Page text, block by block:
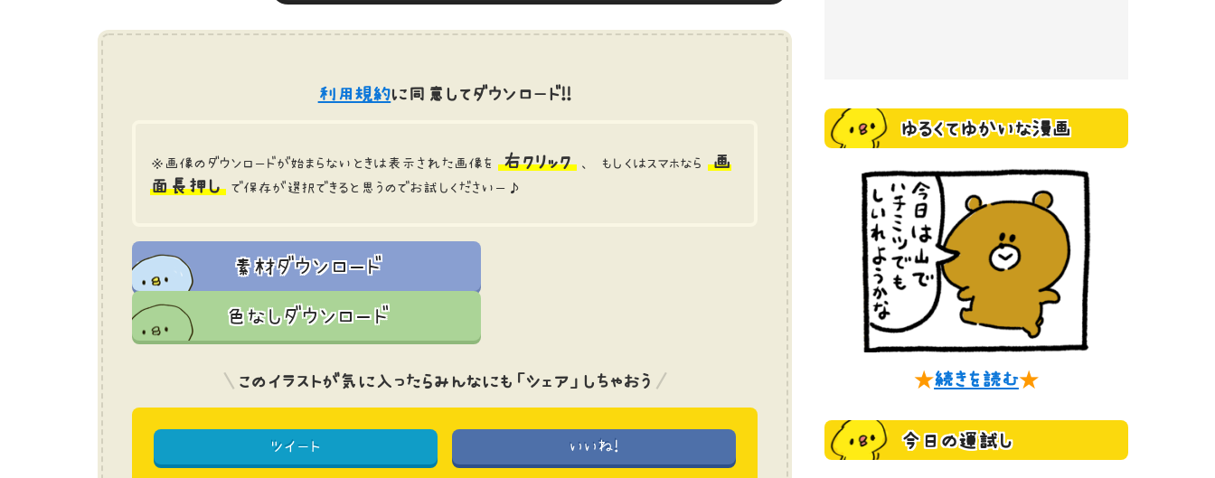
利用規約に同意してダウンロード!!
※画像のダウンロードが始まらないときは表示された画像を 右クリック 、 もしくはスマホなら
画
面長押し
で保存が選択できると思うのでお試しくださいー♪
素材ダウンロード
色なしダウンロード
このイラストが気に入ったらみんなにも「シェア」しちゃおう
ツイート いいね!
ゆるくてゆかいな漫画
★続きを読む★
今日の運試し